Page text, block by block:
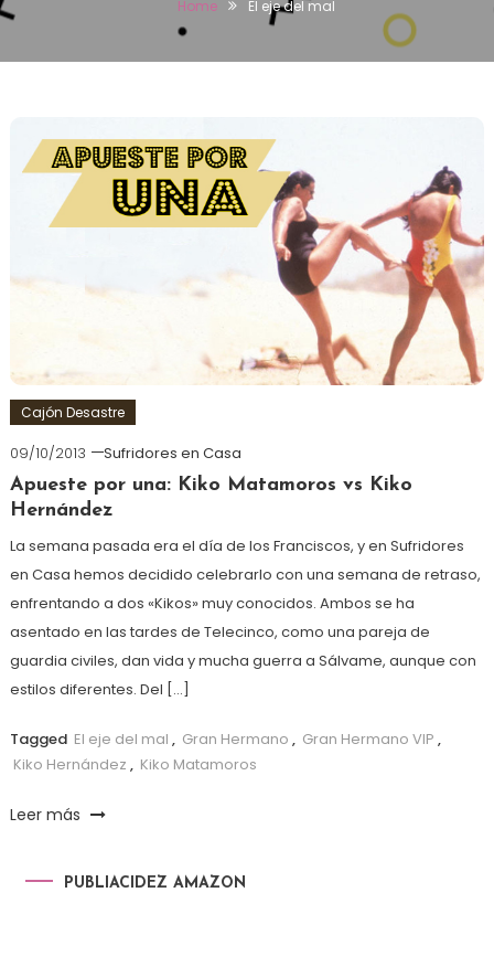
Home El eje del mal
Cajón Desastre
09/10/2013
Sufridores en Casa
Apueste por una: Kiko Matamoros vs Kiko
Hernández
La semana pasada era el día de los Franciscos, y en Sufridores
en Casa hemos decidido celebrarlo con una semana de retraso,
enfrentando a dos «Kikos» muy conocidos. Ambos se ha
asentado en las tardes de Telecinco, como una pareja de
guardia civiles, dan vida y mucha guerra a Sálvame, aunque con
estilos diferentes. Del […]
Tagged El eje del mal , Gran Hermano , Gran Hermano VIP ,
Kiko Hernández , Kiko Matamoros
Leer más
PUBLIACIDEZ AMAZON